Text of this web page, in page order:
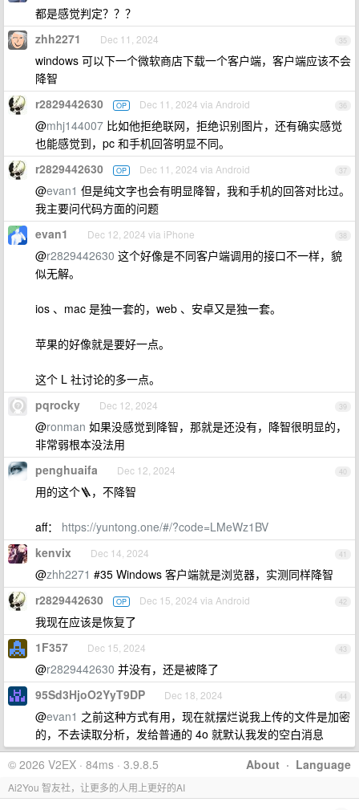
都是感觉判定？？？
35
zhh2271 Dec 11, 2024
windows 可以下一个微软商店下载一个客户端，客户端应该不会
降智
36
r2829442630 OP Dec 11, 2024 via Android
@mhj144007 比如他拒绝联网，拒绝识别图片，还有确实感觉
也能感觉到，pc 和手机回答明显不同。
37
r2829442630 OP Dec 11, 2024 via Android
@evan1 但是纯文字也会有明显降智，我和手机的回答对比过。
我主要问代码方面的问题
38
evan1 Dec 12, 2024 via iPhone
@r2829442630 这个好像是不同客户端调用的接口不一样，貌
似无解。
ios 、mac 是独一套的，web 、安卓又是独一套。
苹果的好像就是要好一点。
这个 L 社讨论的多一点。
39
pqrocky Dec 12, 2024
@ronman 如果没感觉到降智，那就是还没有，降智很明显的，
非常弱根本没法用
40
penghuaifa Dec 12, 2024
用的这个🪜，不降智
aff： https://yuntong.one/#/?code=LMeWz1BV
41
kenvix Dec 14, 2024
@zhh2271 #35 Windows 客户端就是浏览器，实测同样降智
42
r2829442630 OP Dec 15, 2024 via Android
我现在应该是恢复了
43
1F357 Dec 15, 2024
@r2829442630 并没有，还是被降了
44
95Sd3HjoO2YyT9DP Dec 18, 2024
@evan1 之前这种方式有用，现在就摆烂说我上传的文件是加密
的，不去读取分析，发给普通的 4o 就默认我发的空白消息
About · Language
© 2026 V2EX · 84ms · 3.9.8.5
Ai2You 智友社，让更多的人用上更好的AI